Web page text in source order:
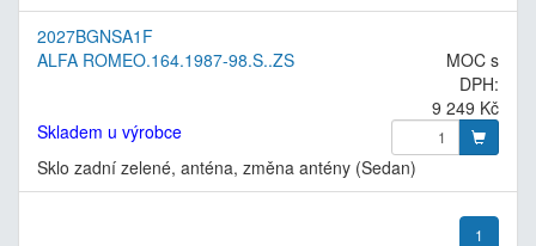
2027BGNSA1F
ALFA ROMEO.164.1987-98.S..ZS
MOC s
DPH:
9 249 Kč
Skladem u výrobce
Sklo zadní zelené, anténa, změna antény (Sedan)
1